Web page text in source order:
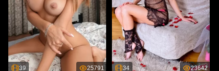
39 25791 34 23642